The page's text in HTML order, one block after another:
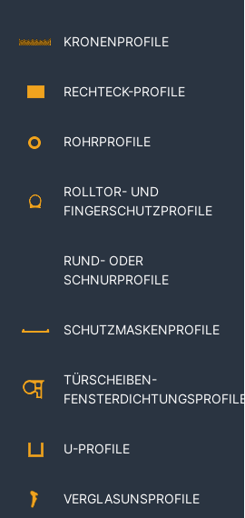
KRONENPROFILE
RECHTECK-PROFILE
ROHRPROFILE
ROLLTOR- UND
FINGERSCHUTZPROFILE
RUND- ODER
SCHNURPROFILE
SCHUTZMASKENPROFILE
TÜRSCHEIBEN-
FENSTERDICHTUNGSPROFILE
U-PROFILE
VERGLASUNSPROFILE